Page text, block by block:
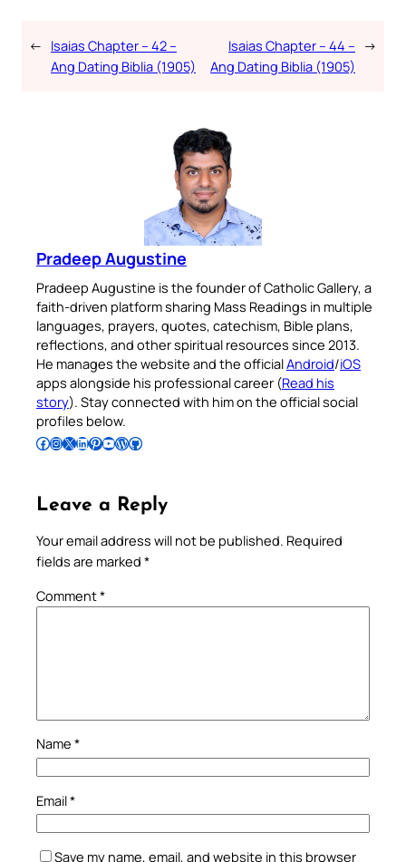
← Isaias Chapter – 42 –
Ang Dating Biblia (1905)
Isaias Chapter – 44 –
Ang Dating Biblia (1905)
→
Pradeep Augustine
Pradeep Augustine is the founder of Catholic Gallery, a
faith-driven platform sharing Mass Readings in multiple
languages, prayers, quotes, catechism, Bible plans,
reflections, and other spiritual resources since 2013.
He manages the website and the officialAndroid/iOS
apps alongside his professional career (Read his
story). Stay connected with him on the official social
profiles below.
Follow Pradeep on Facebook Follow Pradeep on InstagramFollow Pradeep on X Follow Pradeep on LinkedIn Follow Pradeep on Pinterest Subscribe to Pradeep’s Youtube Channel Follow Pradeep on WordPress Follow Pradeep on GitHub
Leave a Reply
Your email address will not be published. Required
fields are marked *
Comment*
Name *
Email*
Save my name, email, and website in this browser